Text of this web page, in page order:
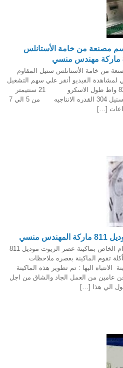
مصنعة من خامة الأستانلس
من خامة الأستانلس ستيل المقاوم
منسي لمشاهدة الفيديو أنقر علي سهم التشغيل
المواصفات الطاقة 820 واط طول الاسكرو 21 سنتيمتر
خامة الاسكرو من الاستانلس ستيل 304 القدره الانتاجيه من 5 الي 7
منسي
ماكينة عصر الزيوت : كتيب الاستخدام الخاص بماكينة عصر الزيوت موديل 811
تقوم الماكينة بعصره ملاحظات
الانتباه اليها : تم تطوير هذه الماكينة
عامين من العمل الجاد والشاق من اجل
الي هذا […]